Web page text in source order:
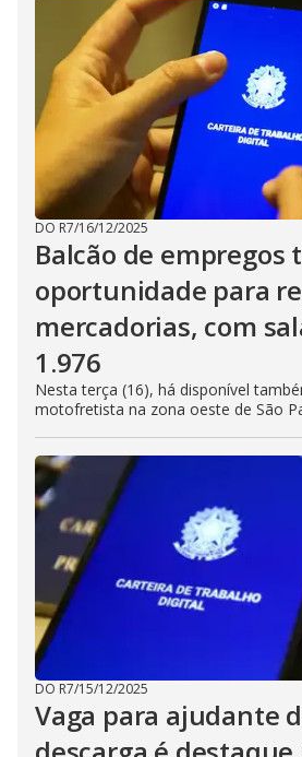
DO R7/16/12/2025
Balcão de empregos
oportunidade para
mercadorias, com
1.976
Nesta terça (16), há disponível
motofretista na zona oeste de São
DO R7/15/12/2025
Vaga para ajudante